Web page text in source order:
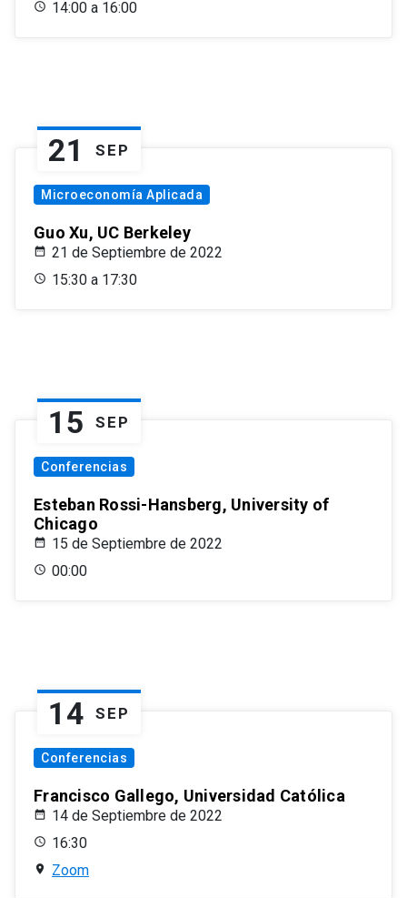
14:00 a 16:00
21 SEP
Microeconomía Aplicada
Guo Xu, UC Berkeley
21 de Septiembre de 2022
15:30 a 17:30
15 SEP
Conferencias
Esteban Rossi-Hansberg, University of
Chicago
15 de Septiembre de 2022
00:00
14 SEP
Conferencias
Francisco Gallego, Universidad Católica
14 de Septiembre de 2022
16:30
Zoom